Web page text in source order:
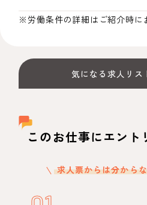
※労働条件の詳細はご紹介時に
気になる求人リス
このお仕事にエント
求人票からは分から